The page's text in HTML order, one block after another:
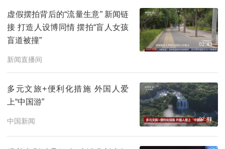
虚假摆拍背后的“流量生意” 新闻链
接 打造人设博同情 摆拍“盲人女孩
盲道被撞”
新闻直播间
02:43
多元文旅+便利化措施 外国人爱
上“中国游”
中国新闻 02:41